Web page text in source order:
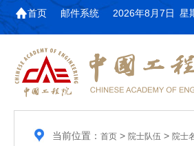
首页 邮件系统 2026年8月7日 星
当前位置： 首页> 院士队伍 > 院士